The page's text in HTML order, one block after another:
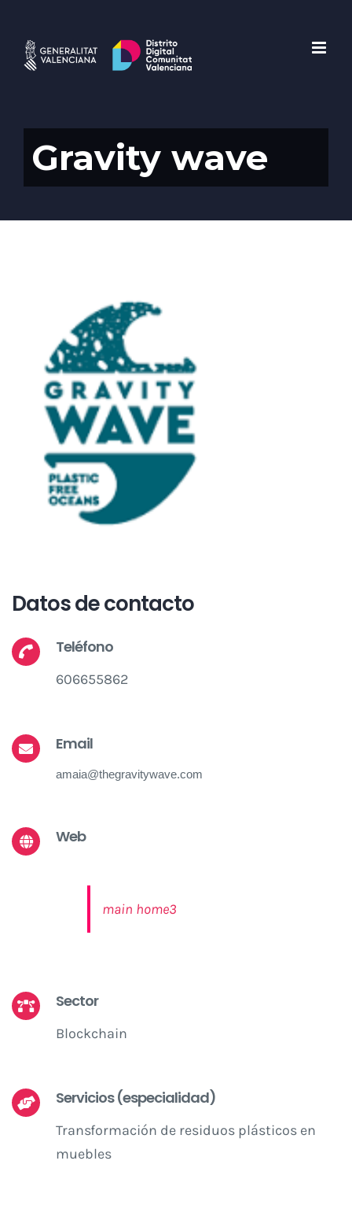
contenido
Gravity wave
Datos de contacto
Teléfono
606655862
Email
amaia@thegravitywave.com
Web
main home3
Sector
Blockchain
Servicios (especialidad)
Transformación de residuos plásticos en
muebles